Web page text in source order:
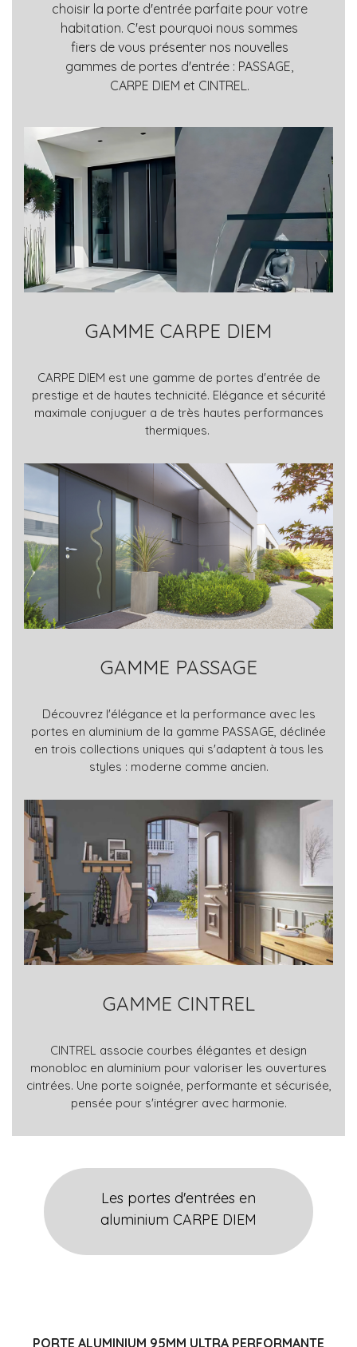
choisir la porte d'entrée parfaite pour votre
habitation. C'est pourquoi nous sommes
fiers de vous présenter nos nouvelles
gammes de portes d'entrée : PASSAGE,
CARPE DIEM et CINTREL.
GAMME CARPE DIEM
CARPE DIEM est une gamme de portes d'entrée de
prestige et de hautes technicité. Elégance et sécurité
maximale conjuguer a de très hautes performances
thermiques.
GAMME PASSAGE
Découvrez l'élégance et la performance avec les
portes en aluminium de la gamme PASSAGE, déclinée
en trois collections uniques qui s'adaptent à tous les
styles : moderne comme ancien.
GAMME CINTREL
CINTREL associe courbes élégantes et design
monobloc en aluminium pour valoriser les ouvertures
cintrées. Une porte soignée, performante et sécurisée,
pensée pour s'intégrer avec harmonie.
Les portes d'entrées en
aluminium CARPE DIEM
PORTE ALUMINIUM 95MM ULTRA PERFORMANTE